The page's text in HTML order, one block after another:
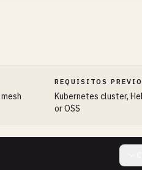
REQUISITOS
Kubernetes cluster,
or OSS